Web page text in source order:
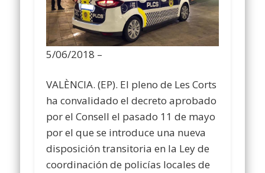
5/06/2018 –
VALÈNCIA. (EP). El pleno de Les Corts
ha convalidado el decreto aprobado
por el Consell el pasado 11 de mayo
por el que se introduce una nueva
disposición transitoria en la Ley de
coordinación de policías locales de